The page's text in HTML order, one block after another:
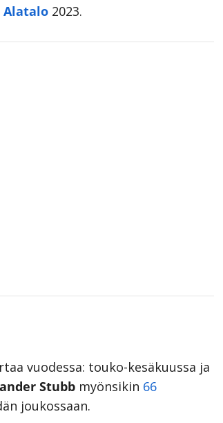
Alatalo 2023.
vuodessa: touko-kesäkuussa ja
Stubb myönsikin 66
joukossaan.